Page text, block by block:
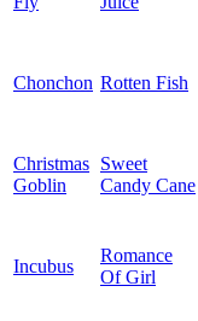
Chonchon Rotten Fish
Christmas
Goblin
Sweet
Candy Cane
Incubus
Romance
Of Girl